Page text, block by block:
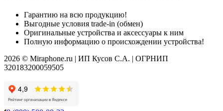
Гарантию на всю продукцию!
Выгодные условия trade-in (обмен)
Оригинальные устройства и аксессуары к ним
Полную информацию о происхождении устройства!
2026 © Miraphone.ru | ИП Кусов С.А. | ОГРНИП
320183200059505